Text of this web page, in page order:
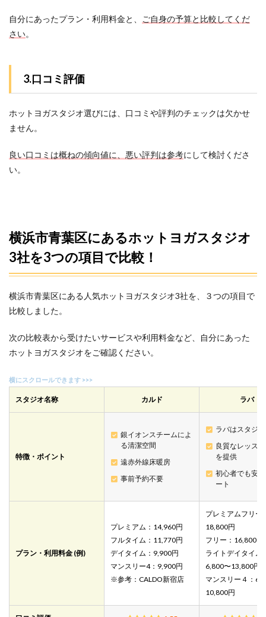
較！
3
にあ
ヨガ
ジオ
すす
選！
（た
まプ
ラー
ザ）
3.2
2.ラバ
（た
まプ
ザ/青
台）
3.アミ
ーダ
迷っ
おす
横浜
自分にあったプラン・利用料金と、
ご自身の予算と比較してくだ
さい。
3.口コミ評価
ホットヨガスタジオ選びには、口コミや評判のチェックは欠かせ
ません。
良い口コミは概ねの傾向値に、悪い評判は参考にして検討くださ
い。
横浜市青葉区にあるホットヨガスタジオ
3社を3つの項目で比較！
横浜市青葉区にある人気ホットヨガスタジオ3社を、３つの項目で
比較しました。
次の比較表から受けたいサービスや利用料金など、自分にあった
ホットヨガスタジオをご確認ください。
スタジオ名称 カルド ラバ
特徴・ポイント
銀イオンスチームによ
る清潔空間
遠赤外線床暖房
事前予約不要
ラバはスタジ
良質なレッス
を提供
初心者でも安
ート
プラン・利用料金 (例)
プレミアム：14,960円
フルタイム：11,770円
デイタイム：9,900円
マンスリー4：9,900円
※参考：CALDO新宿店
プレミアムフリー
18,800円
フリー：16,800円
ライトデイタイム
6,800〜13,800円
マンスリー４：
10,800円